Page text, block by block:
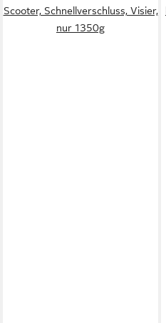
Scooter, Schnellverschluss, Visier,
nur 1350g